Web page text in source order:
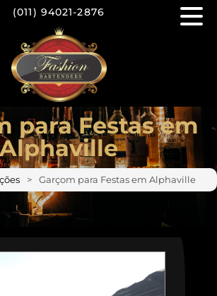
(011) 94021-2876
para Festas em
Alphaville
Garçom para Festas em Alphaville